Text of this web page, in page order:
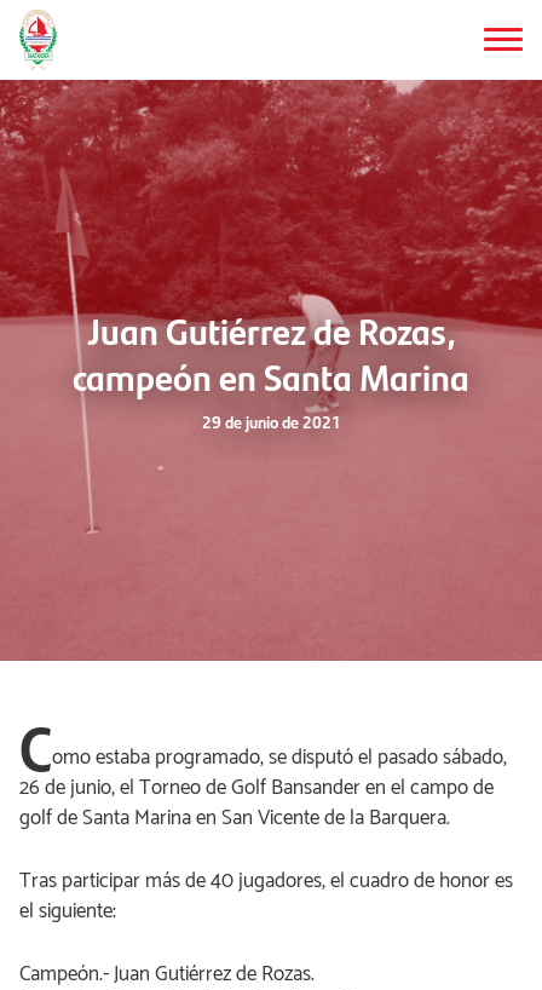
Saltar
al
contenido
principal
Juan Gutiérrez de Rozas,
campeón en Santa Marina
29 de junio de 2021
Como estaba programado, se disputó el pasado sábado,
26 de junio, el Torneo de Golf Bansander en el campo de
golf de Santa Marina en San Vicente de la Barquera.
Tras participar más de 40 jugadores, el cuadro de honor es
el siguiente:
Campeón.- Juan Gutiérrez de Rozas.